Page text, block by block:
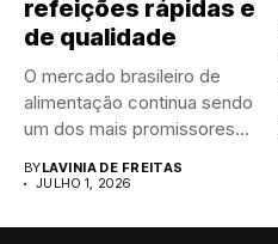
refeições rápidas e
de qualidade
O mercado brasileiro de
alimentação continua sendo
um dos mais promissores
BYLAVINIA DE FREITAS
JULHO 1, 2026